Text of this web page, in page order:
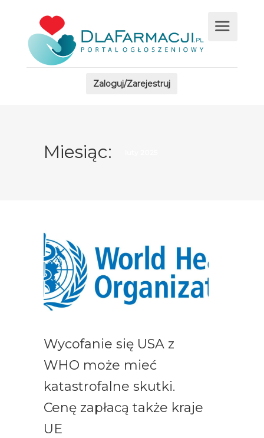
Zaloguj/Zarejestruj
Miesiąc:
Wycofanie się USA z
WHO może mieć
katastrofalne skutki.
Cenę zapłacą także kraje
UE